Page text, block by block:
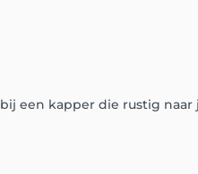
een kapper die rustig